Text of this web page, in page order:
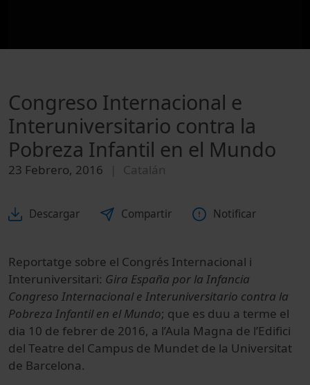
Congreso Internacional e
Interuniversitario contra la
Pobreza Infantil en el Mundo
23 Febrero, 2016 Catalán
Descargar Compartir Notificar
Reportatge sobre el Congrés Internacional i
Interuniversitari: Gira España por la Infancia
Congreso Internacional e Interuniversitario contra la
Pobreza Infantil en el Mundo; que es duu a terme el
dia 10 de febrer de 2016, a l’Aula Magna de l’Edifici
del Teatre del Campus de Mundet de la Universitat
de Barcelona.